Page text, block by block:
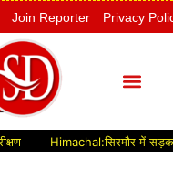
Join Reporter Privacy
Himachal:सिरमौर में सड़क विकास